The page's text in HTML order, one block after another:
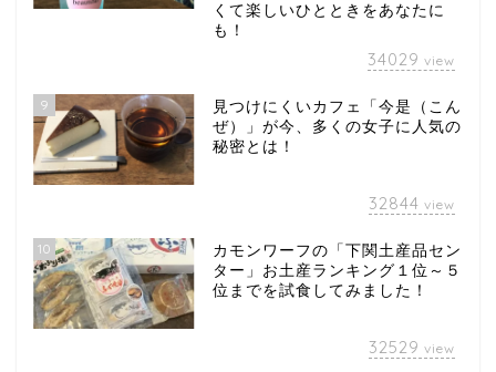
くて楽しいひとときをあなたに
も！
34029 view
9
見つけにくいカフェ「今是（こん
ぜ）」が今、多くの女子に人気の
秘密とは！
32844 view
10
カモンワーフの「下関土産品セン
ター」お土産ランキング１位～５
位までを試食してみました！
32529 view